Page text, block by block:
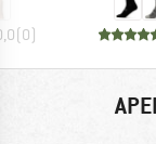
(0)